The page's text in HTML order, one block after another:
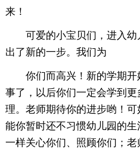
来！
可爱的小宝贝们，进入
出了新的一步。我们为
你们而高兴！新的学期
事了，以后你们一定会学到
理。老师期待你的进步哟！
能你暂时还不习惯幼儿园的
一样关心你们、照顾你们；老